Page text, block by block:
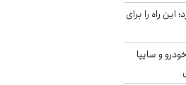
راه را برای
و سایپا